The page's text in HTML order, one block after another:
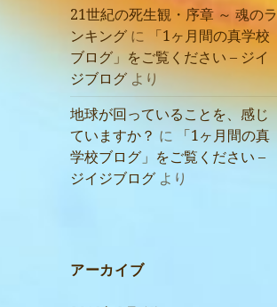
21世紀の死生観・序章 ～ 魂のラ
ンキング に
「1ヶ月間の真学校
ブログ」をご覧ください – ジイ
ジブログより
地球が回っていることを、感じ
ていますか？ に
「1ヶ月間の真
学校ブログ」をご覧ください –
ジイジブログ より
アーカイブ